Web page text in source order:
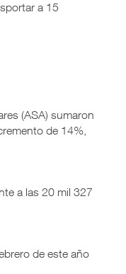
a 15
(ASA) sumaron
de 14%,
a las 20 mil 327
de este año